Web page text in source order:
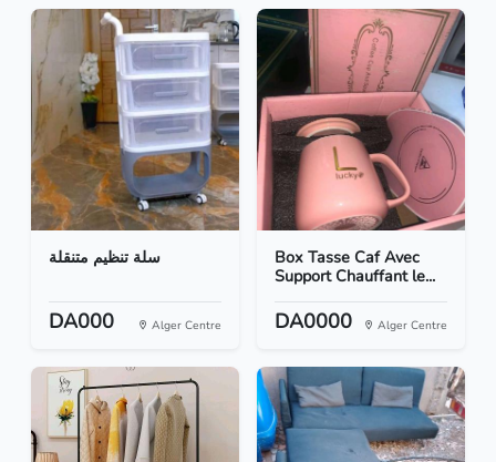
سلة تنظيم متنقلة
DA000 Alger Centre
Box Tasse Caf Avec
Support Chauffant le...
DA0000 Alger Centre